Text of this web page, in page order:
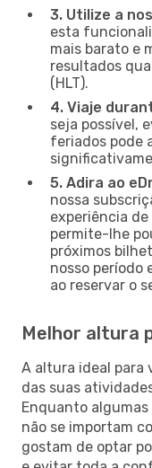
3. Utilize a
esta
mais barato e
resultados
(HLT).
4. Viaje
seja possível,
feriados pode
5. Adira ao
nossa
experiência de
permite-lhe
próximos
nosso período
ao reservar o
Melhor altura
A altura ideal para
das suas
Enquanto
não se importam
gostam de optar